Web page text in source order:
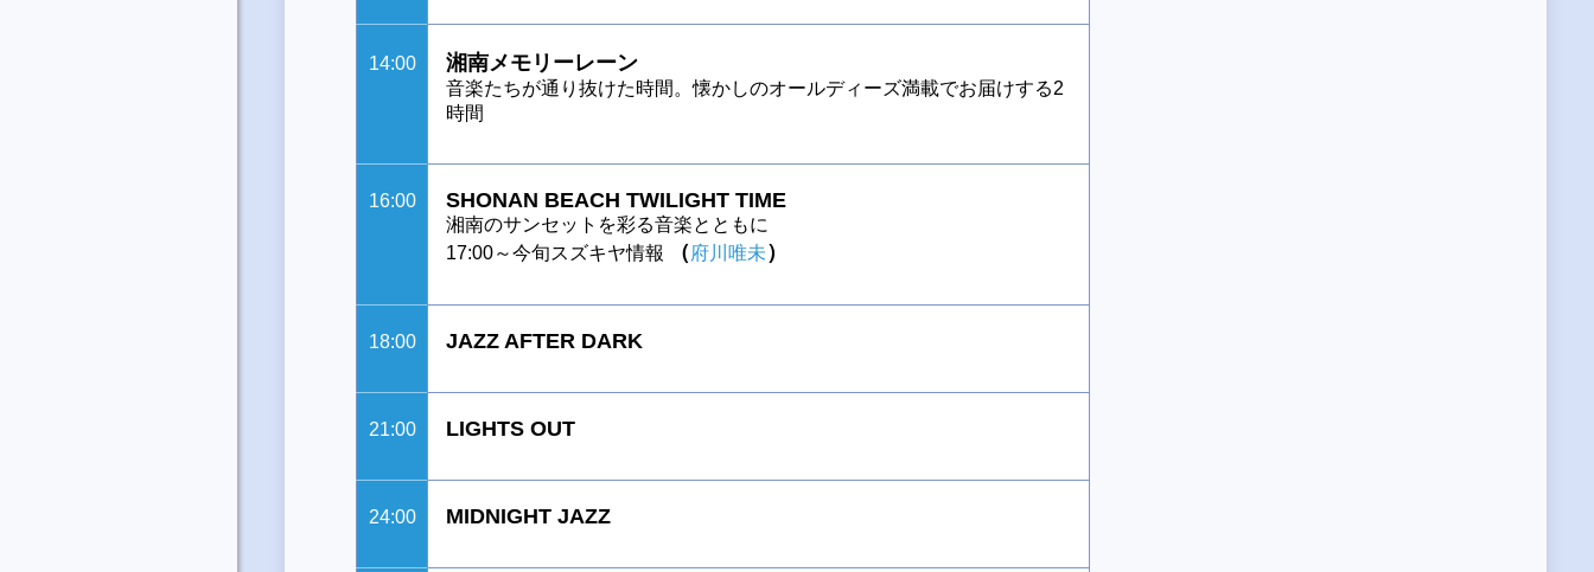
14:00 湘南メモリーレーン
音楽たちが通り抜けた時間。懐かしのオールディーズ満載でお届けする2
時間
16:00 SHONAN BEACH TWILIGHT TIME
湘南のサンセットを彩る音楽とともに
17:00～今旬スズキヤ情報
（ 府川唯未）
18:00 JAZZ AFTER DARK
21:00 LIGHTS OUT
24:00 MIDNIGHT JAZZ